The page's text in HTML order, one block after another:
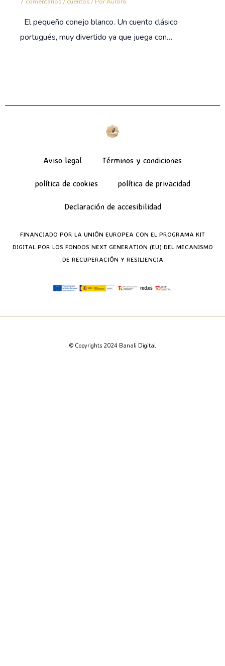
El pequeño conejo blanco. Un cuento clásico
portugués, muy divertido ya que juega con…
Aviso legal Términos y condiciones
política de cookies política de privacidad
Declaración de accesibilidad
FINANCIADO POR LA UNIÓN EUROPEA CON EL PROGRAMA KIT
DIGITAL POR LOS FONDOS NEXT GENERATION (EU) DEL MECANISMO
DE RECUPERACIÓN Y RESILIENCIA
© Copyrights 2024 Banali Digital